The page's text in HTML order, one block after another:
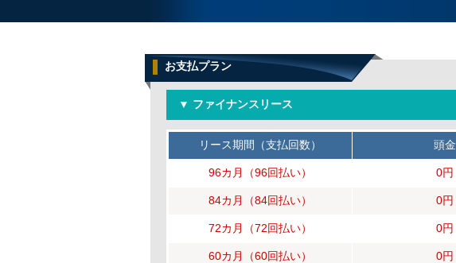
お支払プラン
▼ ファイナンスリース
リース期間（支払回数） 頭金
96カ月（96回払い） 0円
84カ月（84回払い） 0円
72カ月（72回払い） 0円
60カ月（60回払い） 0円